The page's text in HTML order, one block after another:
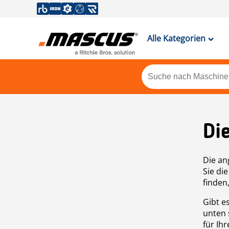
Alle Kategorien
Die
Sie
Gibt
unten
für